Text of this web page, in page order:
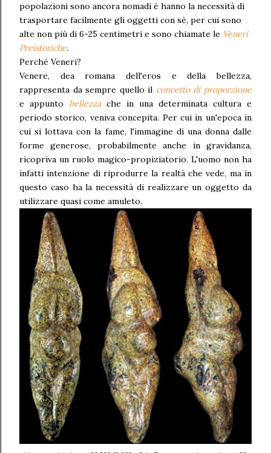
popolazioni sono ancora nomadi è hanno la necessità di
trasportare facilmente gli oggetti con sè, per cui sono
alte non più di 6-25 centimetri e sono chiamate le Veneri
Preistoriche.
Perché Veneri?
Venere, dea romana dell'eros e della bellezza,
rappresenta da sempre quello il concetto di proporzione
e appunto bellezzache in una determinata cultura e
periodo storico, veniva concepita. Per cui in un'epoca in
cui si lottava con la fame, l'immagine di una donna dalle
forme generose, probabilmente anche in gravidanza,
ricopriva un ruolo magico-propiziatorio. L'uomo non ha
infatti intenzione di riprodurre la realtà che vede, ma in
questo caso ha la necessità di realizzare un oggetto da
utilizzare quasi come amuleto.